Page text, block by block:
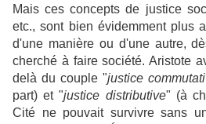
Mais ces concepts de justice
etc., sont bien évidemment plus
d'une manière ou d'une autre,
cherché à faire société. Aristote
delà du couple "justice
part) et "justice distributive" (à
Cité ne pouvait survivre sans